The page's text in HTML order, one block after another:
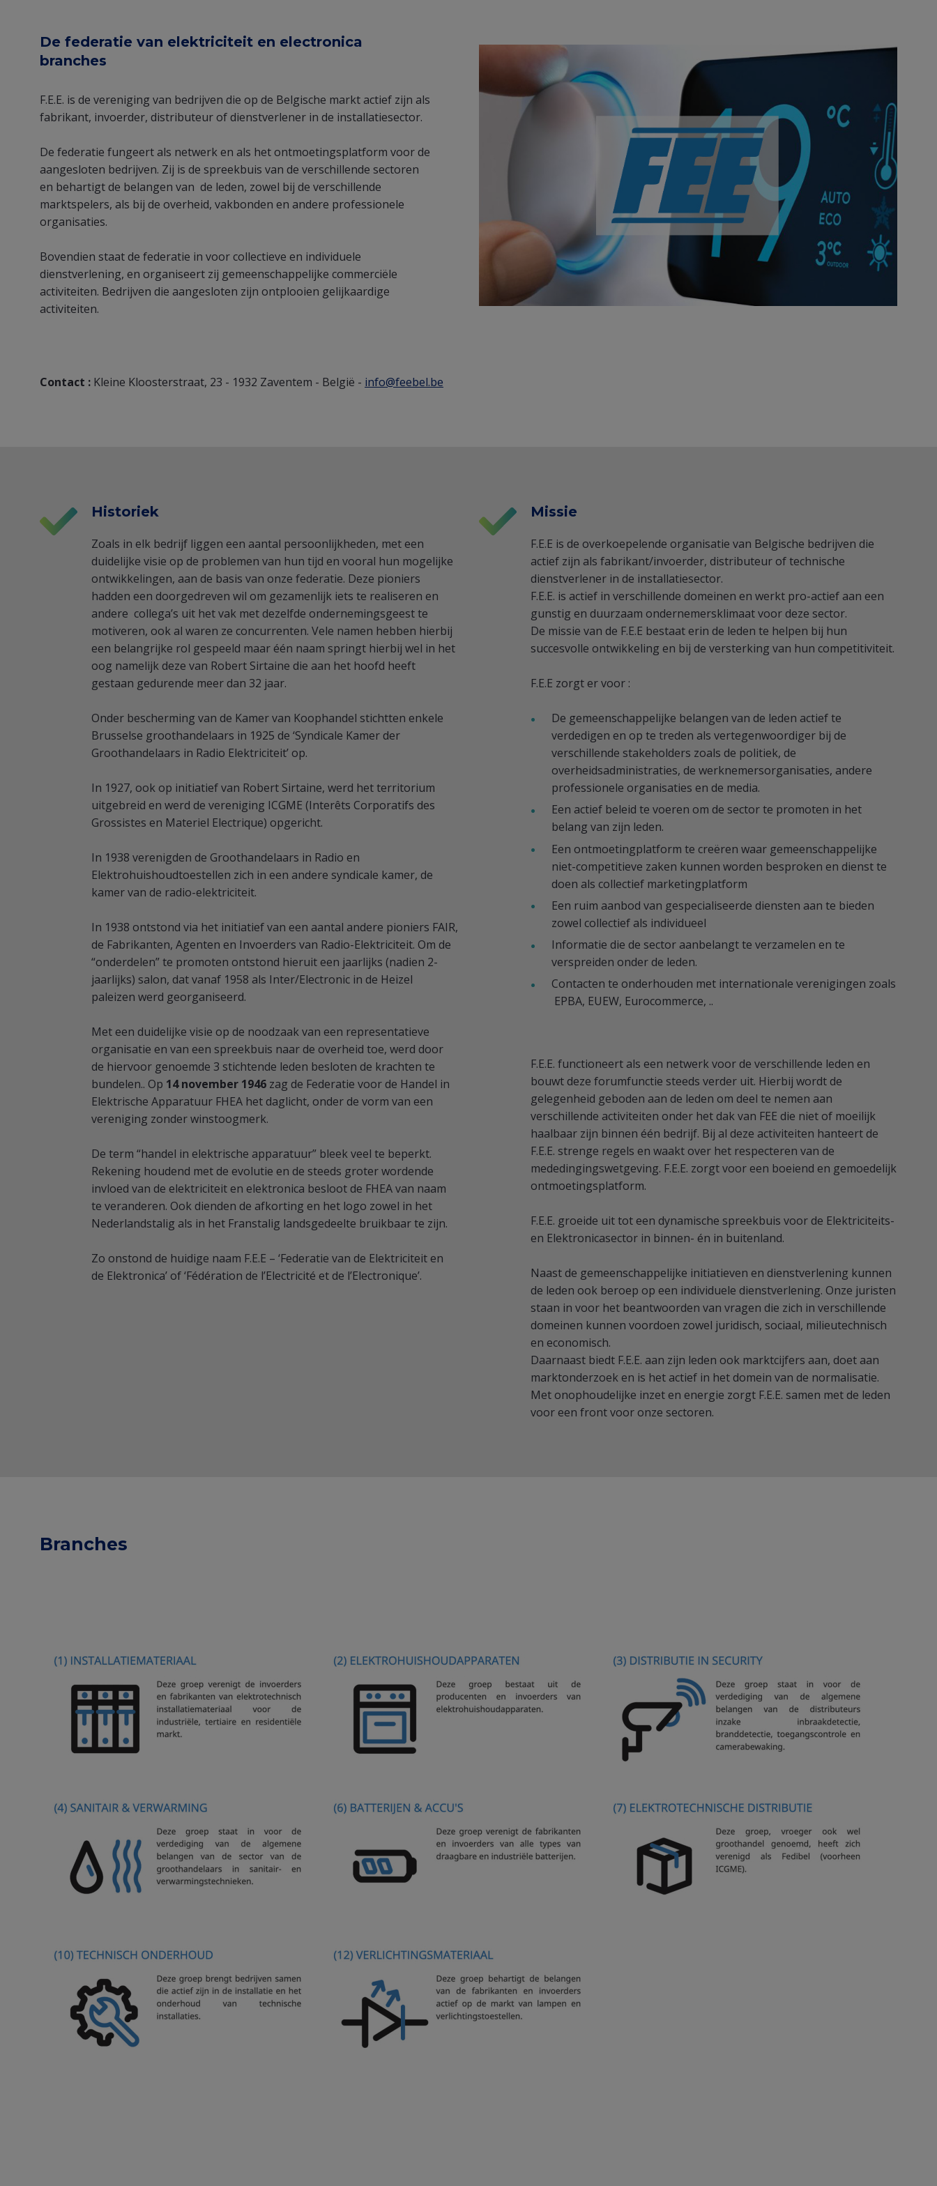
Entity
view
(Content)
De federatie van elektriciteit en electronica
branches
F.E.E. is de vereniging van bedrijven die op de Belgische markt actief zijn als
fabrikant, invoerder, distributeur of dienstverlener in de installatiesector.
De federatie fungeert als netwerk en als het ontmoetingsplatform voor de
aangesloten bedrijven. Zij is de spreekbuis van de verschillende sectoren
en behartigt de belangen van de leden, zowel bij de verschillende
marktspelers, als bij de overheid, vakbonden en andere professionele
organisaties.
Bovendien staat de federatie in voor collectieve en individuele
dienstverlening, en organiseert zij gemeenschappelijke commerciële
activiteiten. Bedrijven die aangesloten zijn ontplooien gelijkaardige
activiteiten.
Contact : Kleine Kloosterstraat, 23 - 1932 Zaventem - België - info@feebel.be
Historiek
Zoals in elk bedrijf liggen een aantal persoonlijkheden, met een
duidelijke visie op de problemen van hun tijd en vooral hun mogelijke
ontwikkelingen, aan de basis van onze federatie. Deze pioniers
hadden een doorgedreven wil om gezamenlijk iets te realiseren en
andere collega’s uit het vak met dezelfde ondernemingsgeest te
motiveren, ook al waren ze concurrenten. Vele namen hebben hierbij
een belangrijke rol gespeeld maar één naam springt hierbij wel in het
oog namelijk deze van Robert Sirtaine die aan het hoofd heeft
gestaan gedurende meer dan 32 jaar.
Onder bescherming van de Kamer van Koophandel stichtten enkele
Brusselse groothandelaars in 1925 de ‘Syndicale Kamer der
Groothandelaars in Radio Elektriciteit’ op.
In 1927, ook op initiatief van Robert Sirtaine, werd het territorium
uitgebreid en werd de vereniging ICGME (Interêts Corporatifs des
Grossistes en Materiel Electrique) opgericht.
In 1938 verenigden de Groothandelaars in Radio en
Elektrohuishoudtoestellen zich in een andere syndicale kamer, de
kamer van de radio-elektriciteit.
In 1938 ontstond via het initiatief van een aantal andere pioniers FAIR,
de Fabrikanten, Agenten en Invoerders van Radio-Elektriciteit. Om de
“onderdelen” te promoten ontstond hieruit een jaarlijks (nadien 2-
jaarlijks) salon, dat vanaf 1958 als Inter/Electronic in de Heizel
paleizen werd georganiseerd.
Met een duidelijke visie op de noodzaak van een representatieve
organisatie en van een spreekbuis naar de overheid toe, werd door
de hiervoor genoemde 3 stichtende leden besloten de krachten te
bundelen.. Op 14 november 1946 zag de Federatie voor de Handel in
Elektrische Apparatuur FHEA het daglicht, onder de vorm van een
vereniging zonder winstoogmerk.
De term “handel in elektrische apparatuur” bleek veel te beperkt.
Rekening houdend met de evolutie en de steeds groter wordende
invloed van de elektriciteit en elektronica besloot de FHEA van naam
te veranderen. Ook dienden de afkorting en het logo zowel in het
Nederlandstalig als in het Franstalig landsgedeelte bruikbaar te zijn.
Zo onstond de huidige naam F.E.E – ‘Federatie van de Elektriciteit en
de Elektronica’ of ‘Fédération de l’Electricité et de l’Electronique’.
Missie
F.E.E is de overkoepelende organisatie van Belgische bedrijven die
actief zijn als fabrikant/invoerder, distributeur of technische
dienstverlener in de installatiesector.
F.E.E. is actief in verschillende domeinen en werkt pro-actief aan een
gunstig en duurzaam ondernemersklimaat voor deze sector.
De missie van de F.E.E bestaat erin de leden te helpen bij hun
succesvolle ontwikkeling en bij de versterking van hun competitiviteit.
F.E.E zorgt er voor :
De gemeenschappelijke belangen van de leden actief te
verdedigen en op te treden als vertegenwoordiger bij de
verschillende stakeholders zoals de politiek, de
overheidsadministraties, de werknemersorganisaties, andere
professionele organisaties en de media.
Een actief beleid te voeren om de sector te promoten in het
belang van zijn leden.
Een ontmoetingplatform te creëren waar gemeenschappelijke
niet-competitieve zaken kunnen worden besproken en dienst te
doen als collectief marketingplatform
Een ruim aanbod van gespecialiseerde diensten aan te bieden
zowel collectief als individueel
Informatie die de sector aanbelangt te verzamelen en te
verspreiden onder de leden.
Contacten te onderhouden met internationale verenigingen zoals
EPBA, EUEW, Eurocommerce, ..
F.E.E. functioneert als een netwerk voor de verschillende leden en
bouwt deze forumfunctie steeds verder uit. Hierbij wordt de
gelegenheid geboden aan de leden om deel te nemen aan
verschillende activiteiten onder het dak van FEE die niet of moeilijk
haalbaar zijn binnen één bedrijf. Bij al deze activiteiten hanteert de
F.E.E. strenge regels en waakt over het respecteren van de
mededingingswetgeving. F.E.E. zorgt voor een boeiend en gemoedelijk
ontmoetingsplatform.
F.E.E. groeide uit tot een dynamische spreekbuis voor de Elektriciteits-
en Elektronicasector in binnen- én in buitenland.
Naast de gemeenschappelijke initiatieven en dienstverlening kunnen
de leden ook beroep op een individuele dienstverlening. Onze juristen
staan in voor het beantwoorden van vragen die zich in verschillende
domeinen kunnen voordoen zowel juridisch, sociaal, milieutechnisch
en economisch.
Daarnaast biedt F.E.E. aan zijn leden ook marktcijfers aan, doet aan
marktonderzoek en is het actief in het domein van de normalisatie.
Met onophoudelijke inzet en energie zorgt F.E.E. samen met de leden
voor een front voor onze sectoren.
Branches